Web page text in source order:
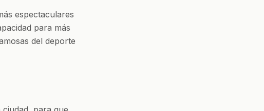
espectaculares
para más
del deporte